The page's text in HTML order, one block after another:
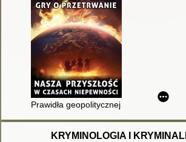
Prawidła geopolitycznej gry o
KRYMINOLOGIA I